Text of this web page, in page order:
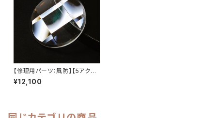
【修理用パーツ：風防】【5アクタ
ス、ロードマチックなどに対応】
SEIKO （セイコー）70系＆61系
¥12,100